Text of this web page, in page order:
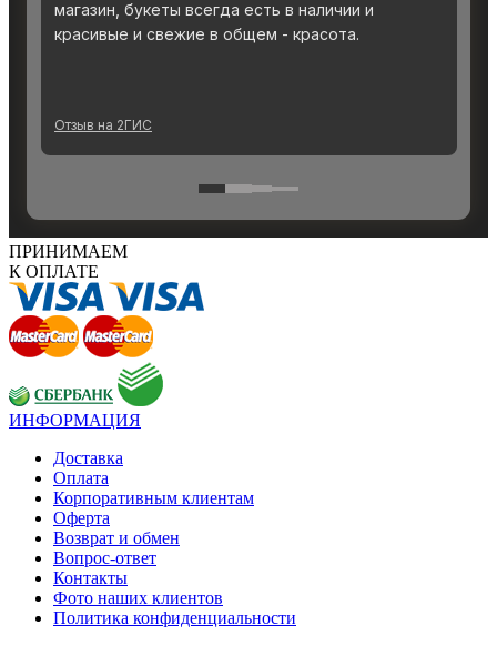
ПРИНИМАЕМ
К ОПЛАТЕ
ИНФОРМАЦИЯ
Доставка
Оплата
Корпоративным клиентам
Оферта
Возврат и обмен
Вопрос-ответ
Контакты
Фото наших клиентов
Политика конфиденциальности